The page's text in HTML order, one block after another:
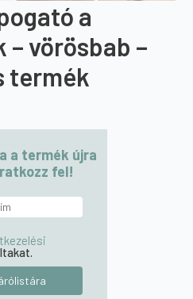
a
vörösbab –
termék
a termék újra
fel!